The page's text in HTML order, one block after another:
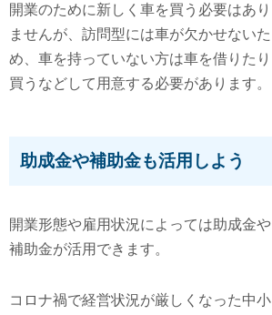
開業のために新しく車を買う必要はあり
ませんが、訪問型には車が欠かせないた
め、車を持っていない方は車を借りたり
買うなどして用意する必要があります。
助成金や補助金も活用しよう
開業形態や雇用状況によっては助成金や
補助金が活用できます。
コロナ禍で経営状況が厳しくなった中小